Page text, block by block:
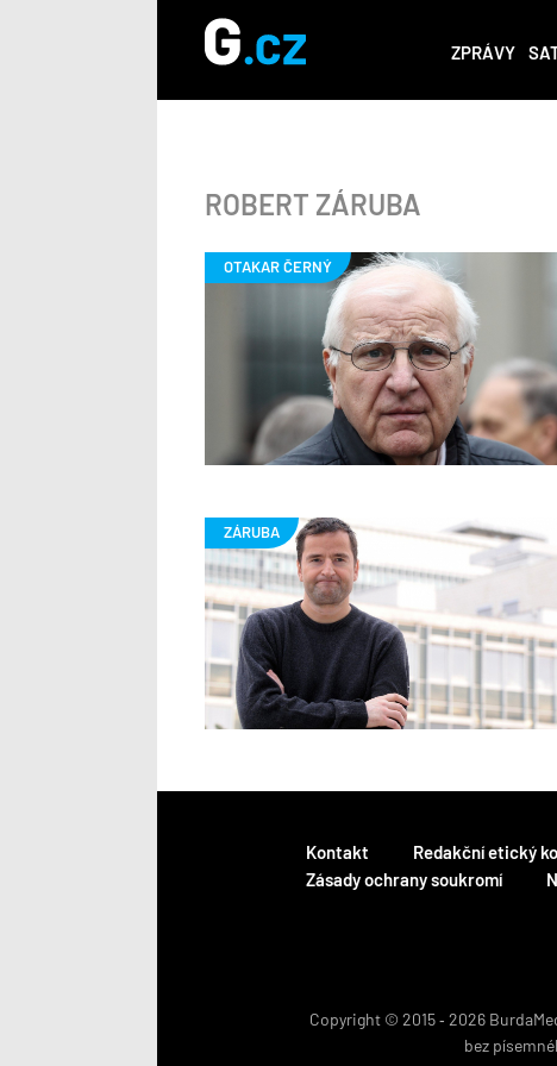
ZPRÁVY
ROBERT ZÁRUBA
Kontakt Redakční etický
Zásady ochrany soukromí
Copyright © 2015 ‐ 2026
bez